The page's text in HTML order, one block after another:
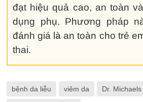
đạt hiệu quả cao, an toàn
dụng phụ. Phương pháp
đánh giá là an toàn cho trẻ
thai.
bệnh da liễu viêm da Dr. Michaels